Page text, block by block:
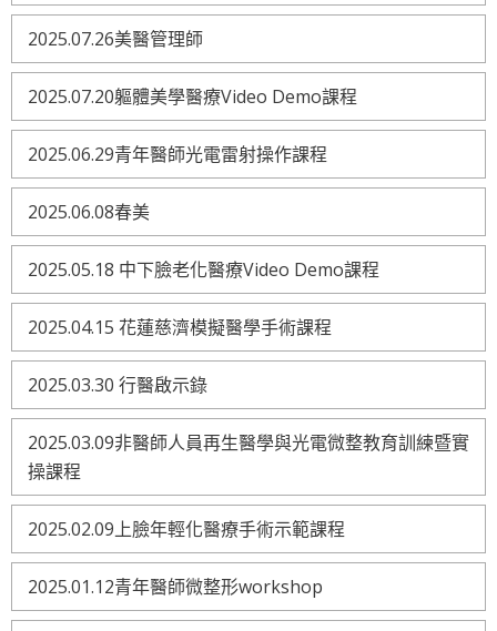
2025.07.26美醫管理師
2025.07.20軀體美學醫療Video Demo課程
2025.06.29青年醫師光電雷射操作課程
2025.06.08春美
2025.05.18 中下臉老化醫療Video Demo課程
2025.04.15 花蓮慈濟模擬醫學手術課程
2025.03.30 行醫啟示錄
2025.03.09非醫師人員再生醫學與光電微整教育訓練暨實
操課程
2025.02.09上臉年輕化醫療手術示範課程
2025.01.12青年醫師微整形workshop